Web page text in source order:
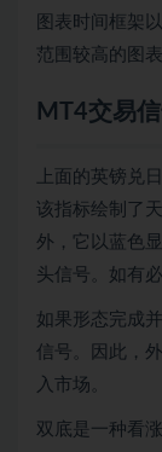
图表时间框架
范围较高的图
MT4交易
上面的英镑兑
该指标绘制了
外，它以蓝色
头信号。如有
如果形态完成
信号。因此，
入市场。
双底是一种看